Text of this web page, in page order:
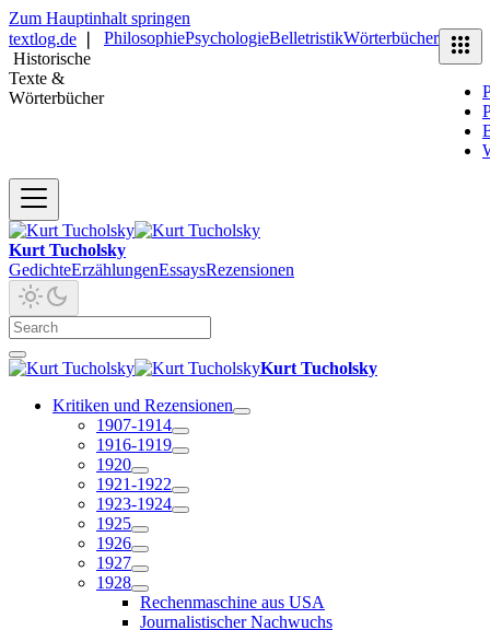
Zum Hauptinhalt springen
textlog.de
Historische
Texte &
Wörterbücher
PhilosophiePsychologieBelletristikWörterbücher
Kurt Tucholsky
GedichteErzählungenEssaysRezensionen
Kurt Tucholsky
Kritiken und Rezensionen
1907-1914
1916-1919
1920
1921-1922
1923-1924
1925
1926
1927
1928
Rechenmaschine aus USA
Journalistischer Nachwuchs